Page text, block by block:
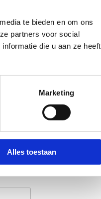
te bieden en om ons
partners voor social
die u aan ze heeft
Marketing
Alles toestaan